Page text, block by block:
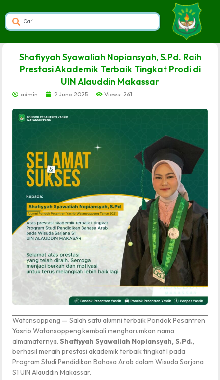
Shafiyyah Syawaliah Nopiansyah, S.Pd. Raih
Prestasi Akademik Terbaik Tingkat Prodi di
UIN Alauddin Makassar
admin 9 June 2025 Views: 261
Watansoppeng — Salah satu alumni terbaik Pondok Pesantren
Yasrib Watansoppeng kembali mengharumkan nama
almamaternya. Shafiyyah Syawaliah Nopiansyah, S.Pd.,
berhasil meraih prestasi akademik terbaik tingkat I pada
Program Studi Pendidikan Bahasa Arab dalam Wisuda Sarjana
S1 UIN Alauddin Makassar.